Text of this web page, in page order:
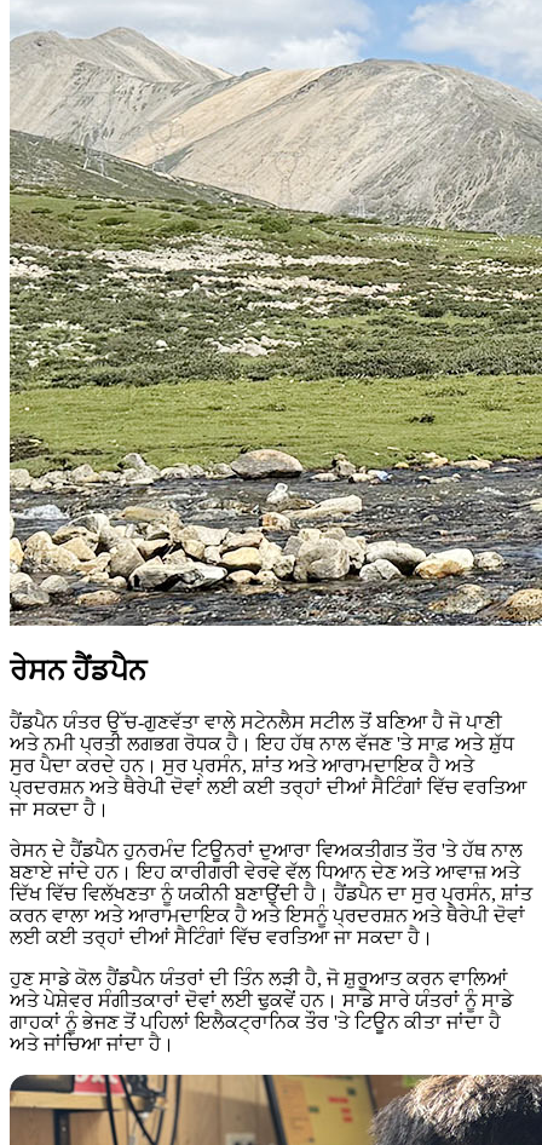
ਰੇਸਨ ਹੈਂਡਪੈਨ
ਹੈਂਡਪੈਨ ਯੰਤਰ ਉੱਚ-ਗੁਣਵੱਤਾ ਵਾਲੇ ਸਟੇਨਲੈਸ ਸਟੀਲ ਤੋਂ ਬਣਿਆ ਹੈ ਜੋ ਪਾਣੀ
ਅਤੇ ਨਮੀ ਪ੍ਰਤੀ ਲਗਭਗ ਰੋਧਕ ਹੈ। ਇਹ ਹੱਥ ਨਾਲ ਵੱਜਣ 'ਤੇ ਸਾਫ਼ ਅਤੇ ਸ਼ੁੱਧ
ਸੁਰ ਪੈਦਾ ਕਰਦੇ ਹਨ। ਸੁਰ ਪ੍ਰਸੰਨ, ਸ਼ਾਂਤ ਅਤੇ ਆਰਾਮਦਾਇਕ ਹੈ ਅਤੇ
ਪ੍ਰਦਰਸ਼ਨ ਅਤੇ ਥੈਰੇਪੀ ਦੋਵਾਂ ਲਈ ਕਈ ਤਰ੍ਹਾਂ ਦੀਆਂ ਸੈਟਿੰਗਾਂ ਵਿੱਚ ਵਰਤਿਆ
ਜਾ ਸਕਦਾ ਹੈ।
ਰੇਸਨ ਦੇ ਹੈਂਡਪੈਨ ਹੁਨਰਮੰਦ ਟਿਊਨਰਾਂ ਦੁਆਰਾ ਵਿਅਕਤੀਗਤ ਤੌਰ 'ਤੇ ਹੱਥ ਨਾਲ
ਬਣਾਏ ਜਾਂਦੇ ਹਨ। ਇਹ ਕਾਰੀਗਰੀ ਵੇਰਵੇ ਵੱਲ ਧਿਆਨ ਦੇਣ ਅਤੇ ਆਵਾਜ਼ ਅਤੇ
ਦਿੱਖ ਵਿੱਚ ਵਿਲੱਖਣਤਾ ਨੂੰ ਯਕੀਨੀ ਬਣਾਉਂਦੀ ਹੈ। ਹੈਂਡਪੈਨ ਦਾ ਸੁਰ ਪ੍ਰਸੰਨ, ਸ਼ਾਂਤ
ਕਰਨ ਵਾਲਾ ਅਤੇ ਆਰਾਮਦਾਇਕ ਹੈ ਅਤੇ ਇਸਨੂੰ ਪ੍ਰਦਰਸ਼ਨ ਅਤੇ ਥੈਰੇਪੀ ਦੋਵਾਂ
ਲਈ ਕਈ ਤਰ੍ਹਾਂ ਦੀਆਂ ਸੈਟਿੰਗਾਂ ਵਿੱਚ ਵਰਤਿਆ ਜਾ ਸਕਦਾ ਹੈ।
ਹੁਣ ਸਾਡੇ ਕੋਲ ਹੈਂਡਪੈਨ ਯੰਤਰਾਂ ਦੀ ਤਿੰਨ ਲੜੀ ਹੈ, ਜੋ ਸ਼ੁਰੂਆਤ ਕਰਨ ਵਾਲਿਆਂ
ਅਤੇ ਪੇਸ਼ੇਵਰ ਸੰਗੀਤਕਾਰਾਂ ਦੋਵਾਂ ਲਈ ਢੁਕਵੇਂ ਹਨ। ਸਾਡੇ ਸਾਰੇ ਯੰਤਰਾਂ ਨੂੰ ਸਾਡੇ
ਗਾਹਕਾਂ ਨੂੰ ਭੇਜਣ ਤੋਂ ਪਹਿਲਾਂ ਇਲੈਕਟ੍ਰਾਨਿਕ ਤੌਰ 'ਤੇ ਟਿਊਨ ਕੀਤਾ ਜਾਂਦਾ ਹੈ
ਅਤੇ ਜਾਂਚਿਆ ਜਾਂਦਾ ਹੈ।